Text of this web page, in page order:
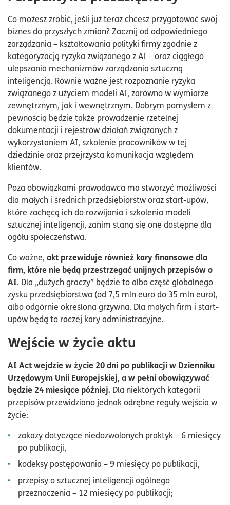
Co możesz zrobić, jeśli już teraz chcesz przygotować swój
biznes do przyszłych zmian? Zacznij od odpowiedniego
zarządzania – kształtowania polityki firmy zgodnie z
kategoryzacją ryzyka związanego z AI – oraz ciągłego
ulepszania mechanizmów zarządzania sztuczną
inteligencją. Równie ważne jest rozpoznanie ryzyka
związanego z użyciem modeli AI, zarówno w wymiarze
zewnętrznym, jak i wewnętrznym. Dobrym pomysłem z
pewnością będzie także prowadzenie rzetelnej
dokumentacji i rejestrów działań związanych z
wykorzystaniem AI, szkolenie pracowników w tej
dziedzinie oraz przejrzysta komunikacja względem
klientów.
Poza obowiązkami prawodawca ma stworzyć możliwości
dla małych i średnich przedsiębiorstw oraz start-upów,
które zachęcą ich do rozwijania i szkolenia modeli
sztucznej inteligencji, zanim staną się one dostępne dla
ogółu społeczeństwa.
Co ważne, akt przewiduje również kary finansowe dla
firm, które nie będą przestrzegać unijnych przepisów o
AI. Dla „dużych graczy” będzie to albo część globalnego
zysku przedsiębiorstwa (od 7,5 mln euro do 35 mln euro),
albo odgórnie określona grzywna. Dla małych firm i start-
upów będą to raczej kary administracyjne.
Wejście w życie aktu
AI Act wejdzie w życie 20 dni po publikacji w Dzienniku
Urzędowym Unii Europejskiej, a w pełni obowiązywać
będzie 24 miesiące później. Dla niektórych kategorii
przepisów przewidziano jednak odrębne reguły wejścia w
życie:
zakazy dotyczące niedozwolonych praktyk – 6 miesięcy
po publikacji,
kodeksy postępowania – 9 miesięcy po publikacji,
przepisy o sztucznej inteligencji ogólnego
przeznaczenia – 12 miesięcy po publikacji;